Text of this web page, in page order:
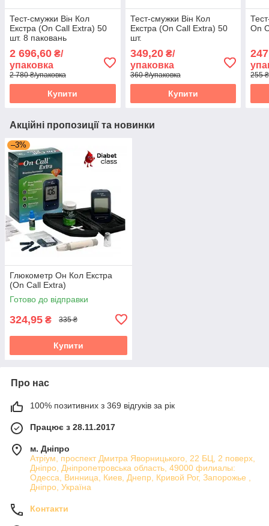
Тест-смужки Він Кол
Екстра (On Call Extra) 50
шт. 8 паковань
2 696,60 ₴/
упаковка
2 780 ₴/упаковка
Купити
Тест-смужки Він Кол
Екстра (On Call Extra) 50
шт.
349,20₴/
упаковка
360 ₴/упаковка
Купити
On
255
Акційні пропозиції та новинки
–3%
Глюкометр Он Кол Екстра
(On Call Extra)
Готово до відправки
324,95 ₴ 335 ₴
Купити
Про нас
100% позитивних з 369 відгуків за рік
Працює з 28.11.2017
м. Дніпро
Атріум, проспект Дмитра Яворницького, 22 БЦ, 2 поверх,
Дніпро, Дніпропетровська область, 49000 филиалы:
Одесса, Винница, Киев, Днепр, Кривой Рог, Запорожье ,
Дніпро, Україна
Контакти